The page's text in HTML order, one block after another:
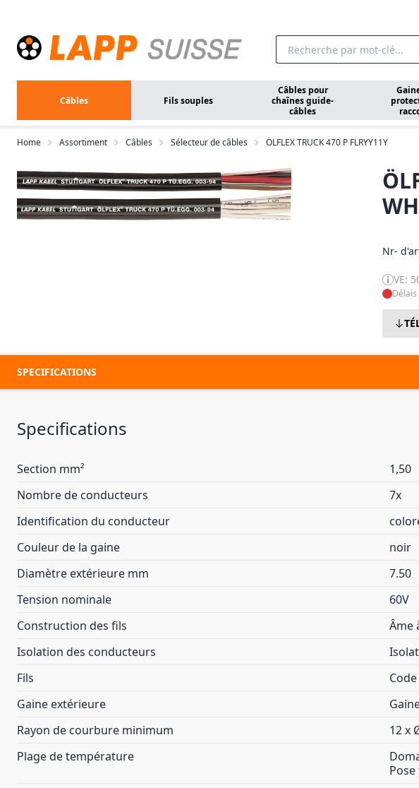
Câbles Fils souples
Câbles pour
chaînes guide-
câbles
Home Assortiment Câbles Sélecteur de câbles ÖLFLEX TRUCK 470 P FLRYY11Y
Nr-
VE:
SPECIFICATIONS
Specifications
Section mm²
1,50
Nombre de conducteurs
7x
Identification du conducteur
Couleur de la gaine
noir
Diamètre extérieure mm
7.50
Tension nominale
60V
Construction des fils
Âme
Isolation des conducteurs
Fils
Gaine extérieure
Rayon de courbure minimum
12 x
Plage de température
Pose